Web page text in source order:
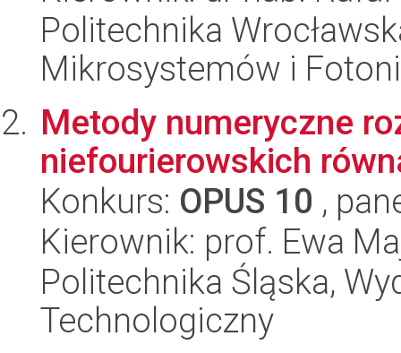
Politechnika
Mikrosystemów i
Metody numeryczne
niefourierowskich
Konkurs: OPUS 10 ,
Kierownik: prof. Ewa
Politechnika Śląska,
Technologiczny